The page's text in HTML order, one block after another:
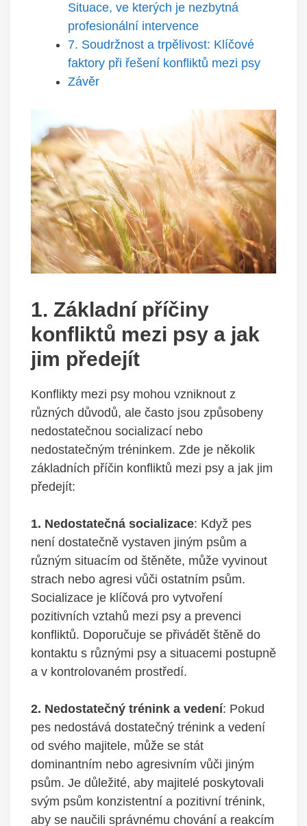
Situace, ve kterých je nezbytná
⁢profesionální intervence
7. Soudržnost a trpělivost: Klíčové
faktory ‍při ⁤řešení konfliktů mezi‌ psy
Závěr
1. Základní ⁢příčiny
konfliktů mezi psy a jak
jim předejít
Konflikty mezi psy mohou ‌vzniknout z
různých důvodů, ​ale často jsou způsobeny
nedostatečnou socializací nebo
nedostatečným‍ tréninkem. ‌Zde je několik
základních příčin konfliktů⁤ mezi ⁣psy ⁢a jak jim
předejít:
1. Nedostatečná socializace: Když pes
⁤není dostatečně vystaven ⁣jiným psům a
různým situacím od‌ štěněte, ‍může vyvinout
strach‌ nebo agresi vůči ‍ostatním psům.
Socializace je klíčová pro vytvoření
pozitivních ⁣vztahů mezi psy a prevenci
konfliktů. Doporučuje se přivádět štěně do
kontaktu s různými ⁣psy a situacemi postupně
a v kontrolovaném prostředí.
2. Nedostatečný‍ trénink a vedení: Pokud⁤
pes nedostává dostatečný⁢ trénink a vedení
od ​svého majitele,‌ může se​ stát
dominantním nebo agresivním vůči jiným
psům. Je důležité,​ aby majitelé poskytovali
svým psům konzistentní a pozitivní trénink,
aby se naučili ‍správnému chování ​a⁣ reakcím